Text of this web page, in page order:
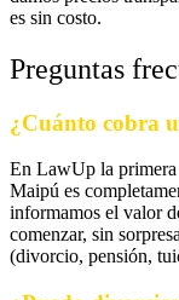
es sin costo.
Preguntas
¿Cuánto cobra
En LawUp la
Maipú es
informamos el valor
comenzar, sin
(divorcio, pensión,